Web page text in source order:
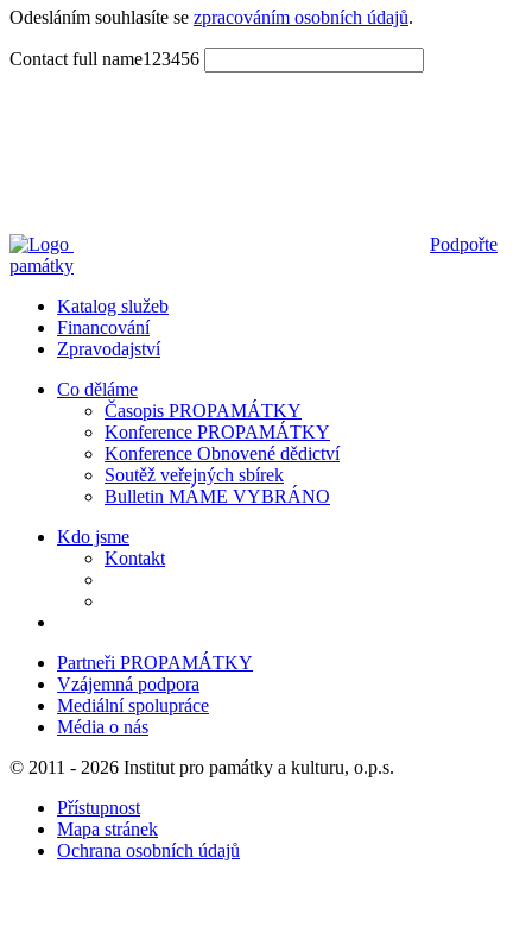
Odesláním souhlasíte se zpracováním osobních údajů.
Contact full name123456
Podpořte
památky
Katalog služeb
Financování
Zpravodajství
Co děláme
Časopis PROPAMÁTKY
Konference PROPAMÁTKY
Konference Obnovené dědictví
Soutěž veřejných sbírek
Bulletin MÁME VYBRÁNO
Kdo jsme
Kontakt
Partneři PROPAMÁTKY
Vzájemná podpora
Mediální spolupráce
Média o nás
© 2011 - 2026 Institut pro památky a kulturu, o.p.s.
Přístupnost
Mapa stránek
Ochrana osobních údajů